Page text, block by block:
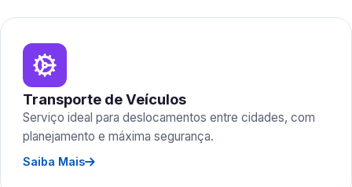
Transporte de Veículos
Serviço ideal para deslocamentos entre cidades, com
planejamento e máxima segurança.
Saiba Mais